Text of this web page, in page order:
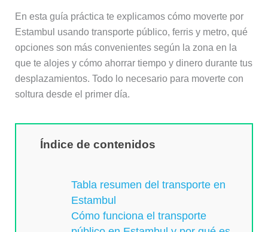
En esta guía práctica te explicamos cómo moverte por
Estambul usando transporte público, ferris y metro, qué
opciones son más convenientes según la zona en la
que te alojes y cómo ahorrar tiempo y dinero durante tus
desplazamientos. Todo lo necesario para moverte con
soltura desde el primer día.
Índice de contenidos
Tabla resumen del transporte en
Estambul
Cómo funciona el transporte